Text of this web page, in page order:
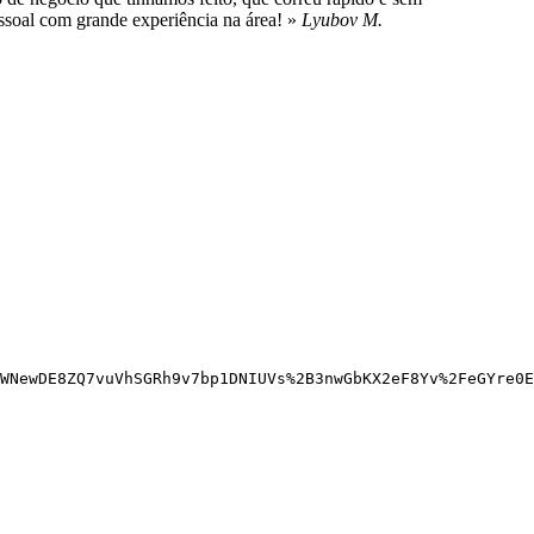
com grande experiência na área!
Lyubov M.